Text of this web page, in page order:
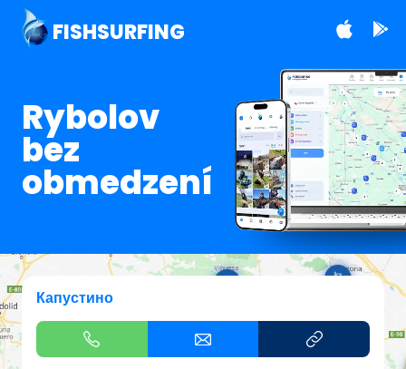
FISHSURFING
Rybolov
bez
obmedzení
Капустино